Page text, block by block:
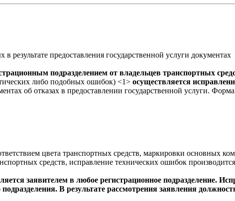
предоставления государственной услуги документах
подразделением от владельцев транспортных
либо подобных ошибок) <1> осуществляется
об отказах в предоставлении государственной услуги.
цвета транспортных средств, маркировки основных
средств, исправление технических ошибок
заявителем в любое регистрационное подразделение.
В результате рассмотрения заявления